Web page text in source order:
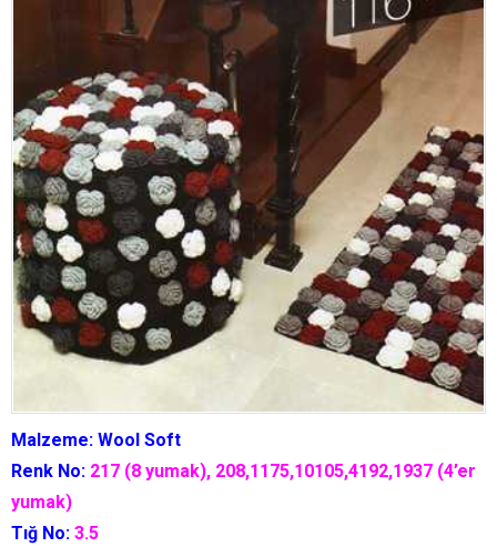
Malzeme: Wool Soft
Renk No: 217 (8 yumak), 208,1175,10105,4192,1937 (4’er
yumak)
Tığ No: 3.5